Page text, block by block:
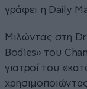
γράφει η Daily
Μιλώντας στη
Bodies» του
γιατροί του